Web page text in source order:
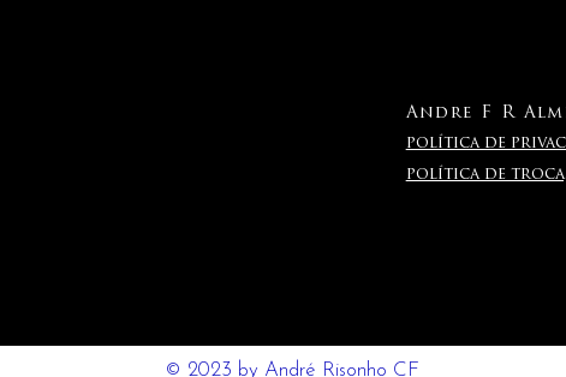
Andre F R
política de
política de troca,
© 2023 by André Risonho CF